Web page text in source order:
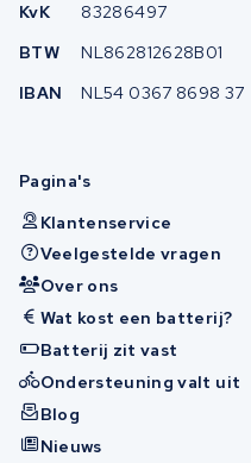
KvK
83286497
BTW
NL862812628B01
IBAN
NL54 0367 8698 37
Pagina's
Klantenservice
Veelgestelde vragen
Over ons
Wat kost een batterij?
Batterij zit vast
Ondersteuning valt uit
Blog
Nieuws